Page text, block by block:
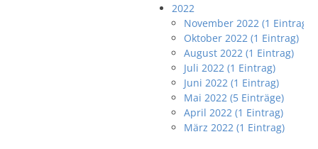
2022
November 2022 (1 Eintrag)
Oktober 2022 (1 Eintrag)
August 2022 (1 Eintrag)
Juli 2022 (1 Eintrag)
Juni 2022 (1 Eintrag)
Mai 2022 (5 Einträge)
April 2022 (1 Eintrag)
März 2022 (1 Eintrag)